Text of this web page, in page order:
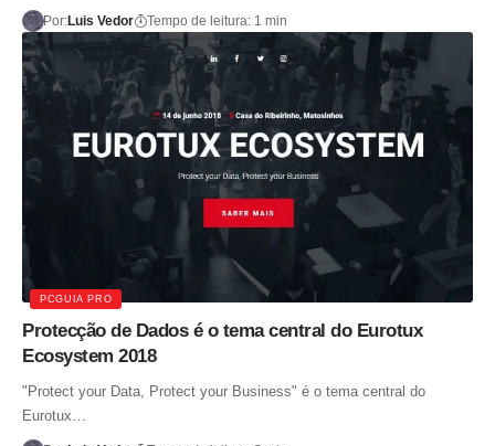
Por:Luis Vedor Tempo de leitura: 1 min
PCGUIA PRO
Protecção de Dados é o tema central do Eurotux
Ecosystem 2018
"Protect your Data, Protect your Business" é o tema central do
Eurotux…